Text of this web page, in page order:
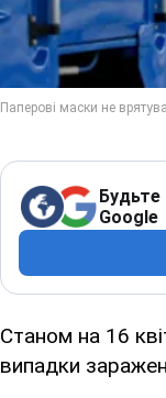
Будьте
Google
Станом на 16
випадки